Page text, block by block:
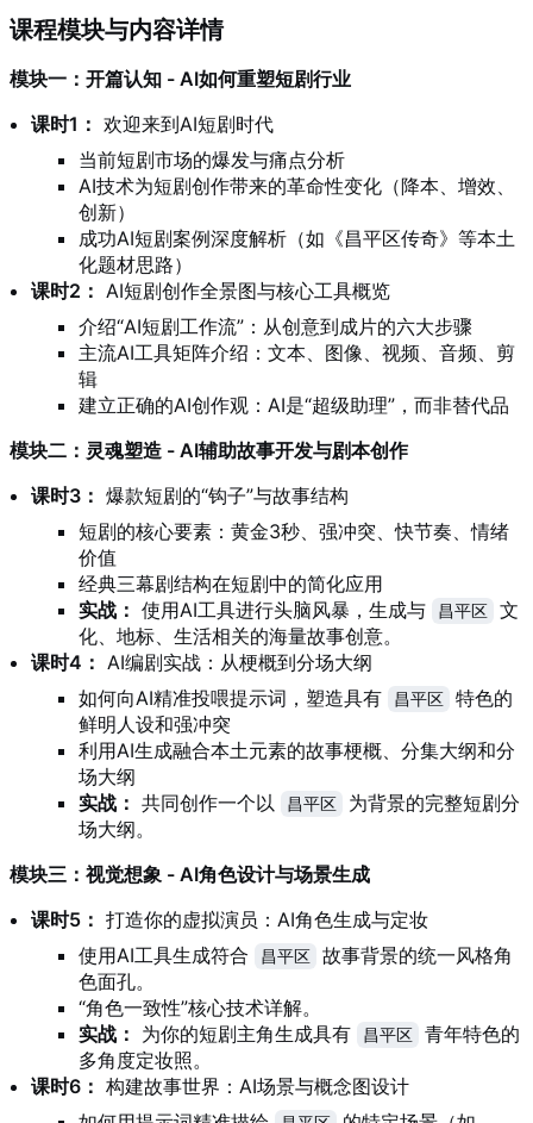
课程模块与内容详情
模块一：开篇认知 - AI如何重塑短剧行业
课时1： 欢迎来到AI短剧时代
当前短剧市场的爆发与痛点分析
AI技术为短剧创作带来的革命性变化（降本、增效、
创新）
成功AI短剧案例深度解析（如《昌平区传奇》等本土
化题材思路）
课时2： AI短剧创作全景图与核心工具概览
介绍“AI短剧工作流”：从创意到成片的六大步骤
主流AI工具矩阵介绍：文本、图像、视频、音频、剪
辑
建立正确的AI创作观：AI是“超级助理”，而非替代品
模块二：灵魂塑造 - AI辅助故事开发与剧本创作
课时3： 爆款短剧的“钩子”与故事结构
短剧的核心要素：黄金3秒、强冲突、快节奏、情绪
价值
经典三幕剧结构在短剧中的简化应用
实战： 使用AI工具进行头脑风暴，生成与 昌平区
文
化、地标、生活相关的海量故事创意。
课时4： AI编剧实战：从梗概到分场大纲
如何向AI精准投喂提示词，塑造具有
昌平区
特色的
鲜明人设和强冲突
利用AI生成融合本土元素的故事梗概、分集大纲和分
场大纲
实战： 共同创作一个以 昌平区
为背景的完整短剧分
场大纲。
模块三：视觉想象 - AI角色设计与场景生成
课时5： 打造你的虚拟演员：AI角色生成与定妆
使用AI工具生成符合
昌平区
故事背景的统一风格角
色面孔。
“角色一致性”核心技术详解。
实战： 为你的短剧主角生成具有 昌平区
青年特色的
多角度定妆照。
课时6： 构建故事世界：AI场景与概念图设计